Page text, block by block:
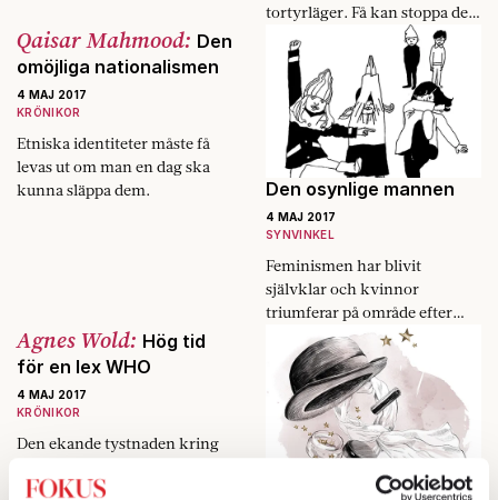
tortyrläger. Få kan stoppa det,
utom Vladmir Putin, som
redan statssanktionerat
homofobin.
Qaisar Mahmood: Den
omöjliga nationalismen
4 MAJ 2017
KRÖNIKOR
Etniska identiteter måste få
levas ut om man en dag ska
kunna släppa dem.
Den osynlige mannen
4 MAJ 2017
SYNVINKEL
Feminismen har blivit
självklar och kvinnor
triumferar på område efter
område. Men kräver det att
männen blir en slaggprodukt?
Agnes Wold: Hög tid
för en lex WHO
4 MAJ 2017
KRÖNIKOR
Den ekande tystnaden kring
hindrar oss att lära av
Subkulturens hjälte är